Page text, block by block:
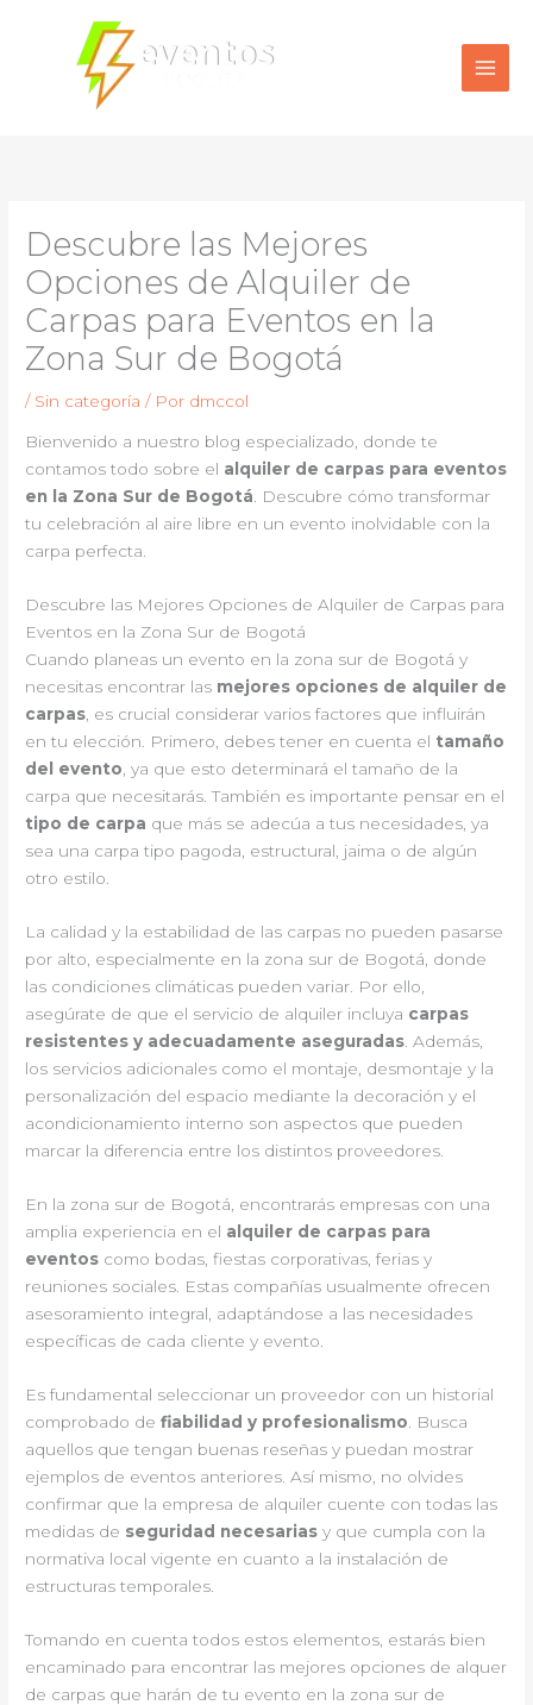
contenido
Descubre las Mejores
Opciones de Alquiler de
Carpas para Eventos en la
Zona Sur de Bogotá
/ Sin categoría / Por dmccol
Bienvenido a nuestro blog especializado, donde te
contamos todo sobre el alquiler de carpas para eventos
en la Zona Sur de Bogotá. Descubre cómo transformar
tu celebración al aire libre en un evento inolvidable con la
carpa perfecta.
Descubre las Mejores Opciones de Alquiler de Carpas para
Eventos en la Zona Sur de Bogotá
Cuando planeas un evento en la zona sur de Bogotá y
necesitas encontrar las mejores opciones de alquiler de
carpas , es crucial considerar varios factores que influirán
en tu elección. Primero, debes tener en cuenta el tamaño
del evento , ya que esto determinará el tamaño de la
carpa que necesitarás. También es importante pensar en el
tipo de carpa que más se adecúa a tus necesidades, ya
sea una carpa tipo pagoda, estructural, jaima o de algún
otro estilo.
La calidad y la estabilidad de las carpas no pueden pasarse
por alto, especialmente en la zona sur de Bogotá, donde
las condiciones climáticas pueden variar. Por ello,
asegúrate de que el servicio de alquiler incluya carpas
resistentes y adecuadamente aseguradas . Además,
los servicios adicionales como el montaje, desmontaje y la
personalización del espacio mediante la decoración y el
acondicionamiento interno son aspectos que pueden
marcar la diferencia entre los distintos proveedores.
En la zona sur de Bogotá, encontrarás empresas con una
amplia experiencia en el alquiler de carpas para
eventos como bodas, fiestas corporativas, ferias y
reuniones sociales. Estas compañías usualmente ofrecen
asesoramiento integral, adaptándose a las necesidades
específicas de cada cliente y evento.
Es fundamental seleccionar un proveedor con un historial
comprobado defiabilidad y profesionalismo . Busca
aquellos que tengan buenas reseñas y puedan mostrar
ejemplos de eventos anteriores. Así mismo, no olvides
confirmar que la empresa de alquiler cuente con todas las
medidas de seguridad necesarias y que cumpla con la
normativa local vigente en cuanto a la instalación de
estructuras temporales.
Tomando en cuenta todos estos elementos, estarás bien
encaminado para encontrar las mejores opciones de alquer
de carpas que harán de tu evento en la zona sur de